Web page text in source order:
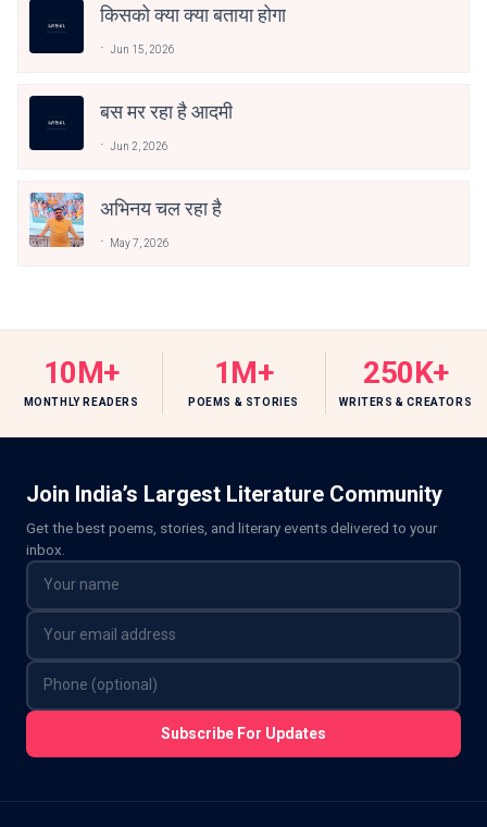
किसको क्या क्या बताया होगा
Jun 15, 2026
बस मर रहा है आदमी
Jun 2, 2026
अभिनय चल रहा है
May 7, 2026
10M+
MONTHLY READERS
1M+
POEMS & STORIES
250K+
WRITERS & CREATORS
Join India’s Largest Literature Community
Get the best poems, stories, and literary events delivered to your
inbox.
Subscribe For Updates